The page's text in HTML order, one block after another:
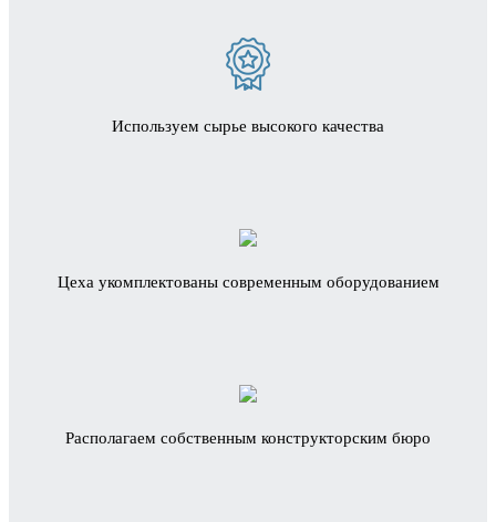
Используем сырье высокого качества
Цеха укомплектованы современным оборудованием
Располагаем собственным конструкторским бюро